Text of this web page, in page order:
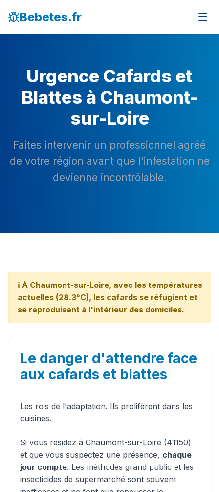
Bebetes.fr
Urgence Cafards et
Blattes à Chaumont-
sur-Loire
Faites intervenir un professionnel agréé
de votre région avant que l'infestation ne
devienne incontrôlable.
ℹ️ À Chaumont-sur-Loire, avec les températures
actuelles (28.3°C), les cafards se réfugient et
se reproduisent à l'intérieur des domiciles.
Le danger d'attendre face
aux cafards et blattes
Les rois de l'adaptation. Ils prolifèrent dans les
cuisines.
Si vous résidez à Chaumont-sur-Loire (41150)
et que vous suspectez une présence, chaque
jour compte. Les méthodes grand public et les
insecticides de supermarché sont souvent